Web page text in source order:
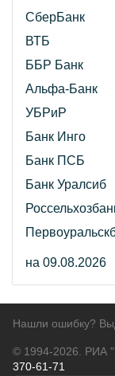
СберБанк
ВТБ
ББР Банк
Альфа-Банк
УБРиР
Банк Инго
Банк ПСБ
Банк Уралсиб
на 09.08.2026
Нашли ошибку?
© 1994-2026. РИА
370-61-71